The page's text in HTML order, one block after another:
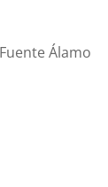
Álamo